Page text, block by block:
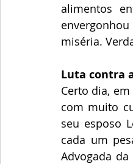
alimentos
miséria.
Luta contra
Certo dia,
com muito
seu esposo
cada um
Advogada